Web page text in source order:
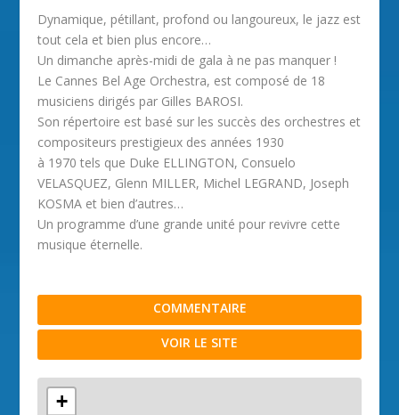
Dynamique, pétillant, profond ou langoureux, le jazz est
tout cela et bien plus encore…
Un dimanche après-midi de gala à ne pas manquer !
Le Cannes Bel Age Orchestra, est composé de 18
musiciens dirigés par Gilles BAROSI.
Son répertoire est basé sur les succès des orchestres et
compositeurs prestigieux des années 1930
à 1970 tels que Duke ELLINGTON, Consuelo
VELASQUEZ, Glenn MILLER, Michel LEGRAND, Joseph
KOSMA et bien d’autres…
Un programme d’une grande unité pour revivre cette
musique éternelle.
COMMENTAIRE
VOIR LE SITE
+